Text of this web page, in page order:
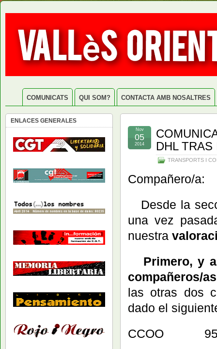
COMUNICATS QUI SOM? CONTACTA AMB NOSALTRES
DHL
TRANSPORTS I
Nov
05
2014
Compañero/a:
Desde la
una vez
nuestra
Primero, y
compañeros/
las otras dos
dado el
CCOO 95
ENLACES GENERALES